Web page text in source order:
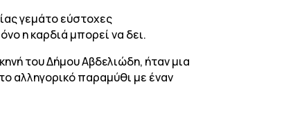
γεμάτο εύστοχες
η καρδιά μπορεί να δει.
του Δήμου Αβδελιώδη, ήταν μια
αλληγορικό παραμύθι με έναν